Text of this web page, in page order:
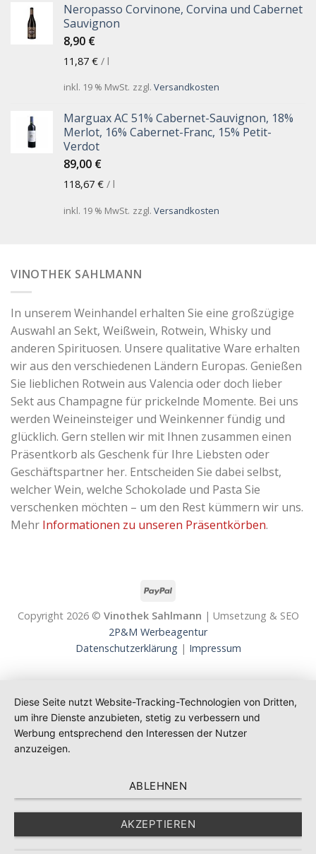
Neropasso Corvinone, Corvina und Cabernet
Sauvignon
8,90 €
11,87 € / l
inkl. 19 % MwSt. zzgl. Versandkosten
Marguax AC 51% Cabernet-Sauvignon, 18%
Merlot, 16% Cabernet-Franc, 15% Petit-
Verdot
89,00 €
118,67 € / l
inkl. 19 % MwSt. zzgl. Versandkosten
VINOTHEK SAHLMANN
In unserem Weinhandel erhalten Sie eine großzügige
Auswahl an Sekt, Weißwein, Rotwein, Whisky und
anderen Spirituosen. Unsere qualitative Ware erhalten
wir aus den verschiedenen Ländern Europas. Genießen
Sie lieblichen Rotwein aus Valencia oder doch lieber
Sekt aus Champagne für prickelnde Momente. Bei uns
werden Weineinsteiger und Weinkenner fündig und
glücklich. Gern stellen wir mit Ihnen zusammen einen
Präsentkorb als Geschenk für Ihre Liebsten oder
Geschäftspartner her. Entscheiden Sie dabei selbst,
welcher Wein, welche Schokolade und Pasta Sie
verschenken möchten – um den Rest kümmern wir uns.
Mehr Informationen zu unseren Präsentkörben.
Copyright 2026 © Vinothek Sahlmann | Umsetzung & SEO
2P&M Werbeagentur
Datenschutzerklärung | Impressum
Diese Seite nutzt Website-Tracking-Technologien von Dritten,
um ihre Dienste anzubieten, stetig zu verbessern und
Werbung entsprechend den Interessen der Nutzer
anzuzeigen.
ABLEHNEN
AKZEPTIEREN